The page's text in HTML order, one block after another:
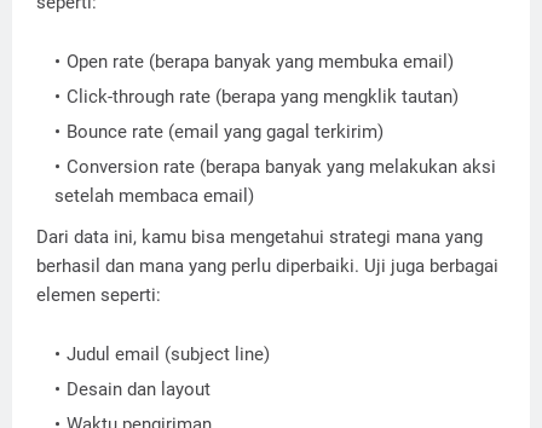
Open rate (berapa banyak yang membuka email)
Click-through rate (berapa yang mengklik tautan)
Bounce rate (email yang gagal terkirim)
Conversion rate (berapa banyak yang melakukan aksi
setelah membaca email)
Dari data ini, kamu bisa mengetahui strategi mana yang
berhasil dan mana yang perlu diperbaiki. Uji juga berbagai
elemen seperti:
Judul email (subject line)
Desain dan layout